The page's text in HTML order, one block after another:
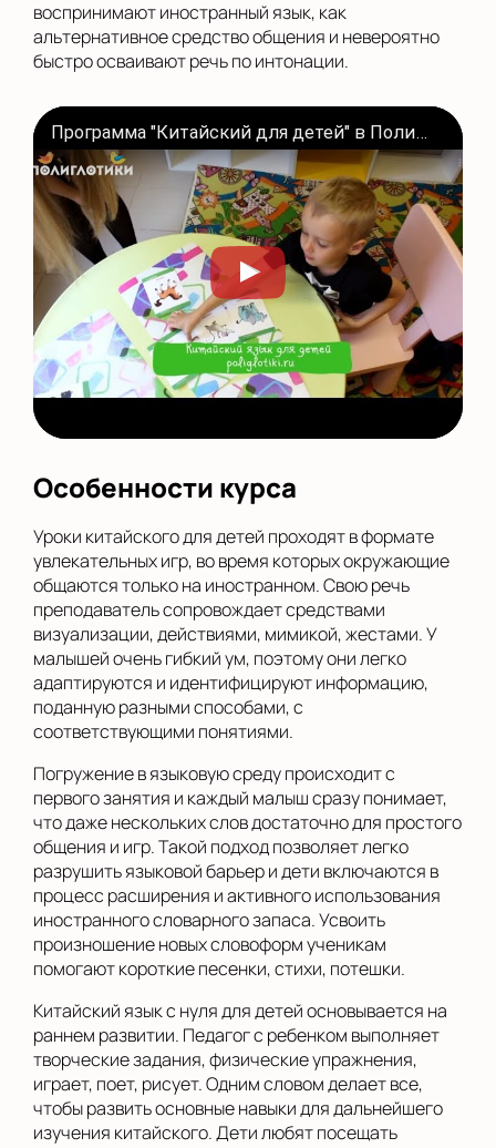
воспринимают иностранный язык, как
альтернативное средство общения и невероятно
быстро осваивают речь по интонации.
Программа "Китайский для детей" в Полиглотиках
Особенности курса
Уроки китайского для детей проходят в формате
увлекательных игр, во время которых окружающие
общаются только на иностранном. Свою речь
преподаватель сопровождает средствами
визуализации, действиями, мимикой, жестами. У
малышей очень гибкий ум, поэтому они легко
адаптируются и идентифицируют информацию,
поданную разными способами, с
соответствующими понятиями.
Погружение в языковую среду происходит с
первого занятия и каждый малыш сразу понимает,
что даже нескольких слов достаточно для простого
общения и игр. Такой подход позволяет легко
разрушить языковой барьер и дети включаются в
процесс расширения и активного использования
иностранного словарного запаса. Усвоить
произношение новых словоформ ученикам
помогают короткие песенки, стихи, потешки.
Китайский язык с нуля для детей основывается на
раннем развитии. Педагог с ребенком выполняет
творческие задания, физические упражнения,
играет, поет, рисует. Одним словом делает все,
чтобы развить основные навыки для дальнейшего
изучения китайского. Дети любят посещать